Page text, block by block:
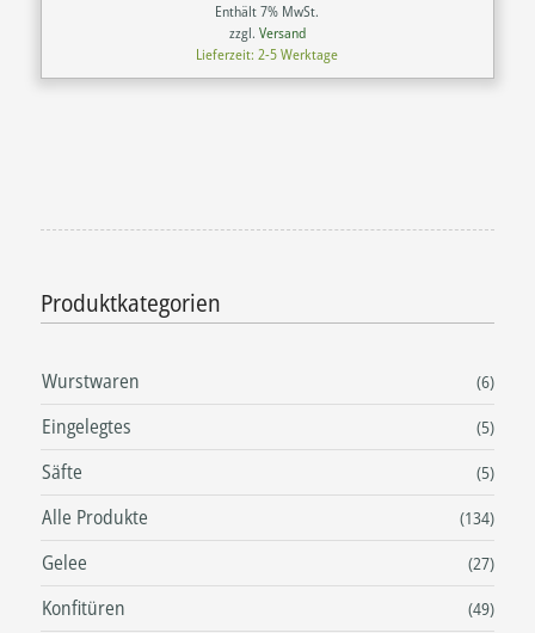
Enthält 7% MwSt.
zzgl. Versand
Lieferzeit: 2-5 Werktage
Produktkategorien
Wurstwaren (6)
Eingelegtes (5)
Säfte (5)
Alle Produkte (134)
Gelee (27)
Konfitüren (49)